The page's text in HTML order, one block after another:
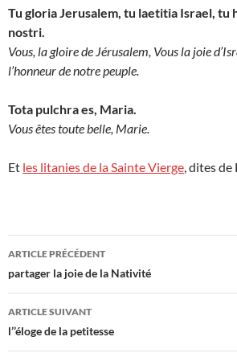
Tu gloria Jerusalem, tu laetitia Israel,
nostri.
Vous, la gloire de Jérusalem, Vous la joie
l’honneur de notre peuple.
Tota pulchra es, Maria.
Vous êtes toute belle, Marie.
Et les litanies de la Sainte Vierge, dites
Navigation
des
articles
ARTICLE PRÉCÉDENT
partager la joie de la Nativité
ARTICLE SUIVANT
l’’éloge de la petitesse